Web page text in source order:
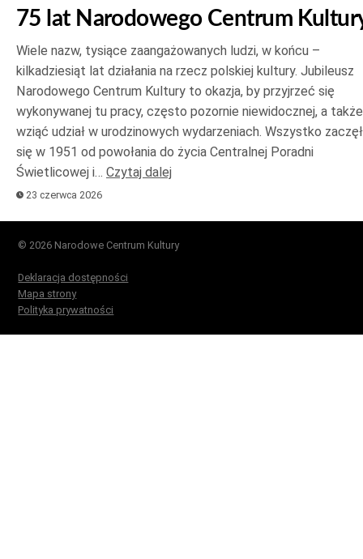
75 lat Narodowego Centrum
Wiele nazw, tysiące zaangażowanych ludzi, w końcu –
kilkadziesiąt lat działania na rzecz polskiej kultury. Jubileusz
Narodowego Centrum Kultury to okazja, by przyjrzeć się
wykonywanej tu pracy, często pozornie niewidocznej, a także
wziąć udział w urodzinowych wydarzeniach. Wszystko
się w 1951 od powołania do życia Centralnej Poradni
Świetlicowej i… Czytaj dalej
23 czerwca 2026
© 2026 Narodowe Centrum Kultury
Deklaracja dostępności
Mapa strony
Polityka prywatności